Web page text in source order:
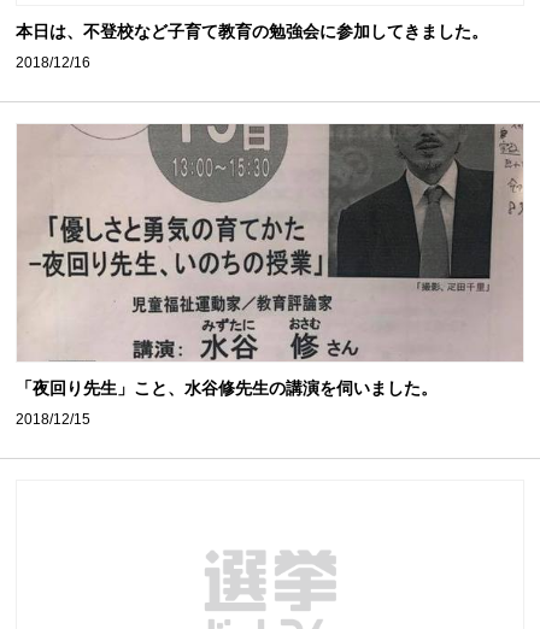
‪本日は、不登校など子育て教育の勉強会に参加してきました。
2018/12/16
「夜回り先生」こと、水谷修先生の講演を伺いました。
2018/12/15